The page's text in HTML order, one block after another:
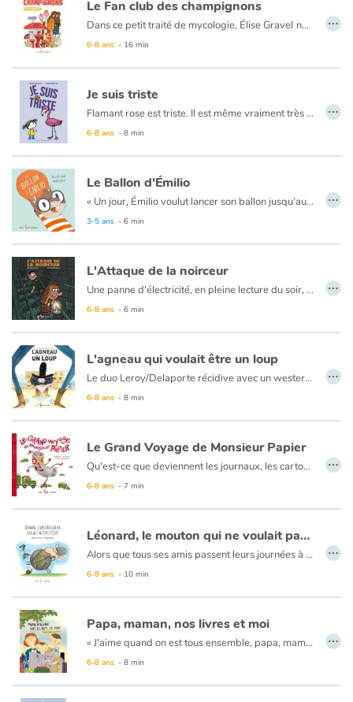
Le Fan club des champignons
Dans ce petit traité de mycologie, Élise Gravel nous invite à une promenade en forêt pour découvrir les spécimens de champignons les plus jolis, les plus bizarres, les plus rares et les plus rigolos.
6-8 ans - 16 min
…
Je suis triste
Flamant rose est triste. Il est même vraiment très triste. Mais qu’à cela ne tienne, ses amis, la petite fille et la pomme de terre, sont là pour lui et vont tout mettre en oeuvre pour lui rendre le sourire, mais surtout ils l’aideront à traverser ce moment et à accepter sa tristesse.
6-8 ans - 8 min
…
Le Ballon d'Émilio
« Un jour, Émilio voulut lancer son ballon jusqu’au ciel. Il le lança si fort que le ballon vola par-dessus la clôture et tomba… dans le jardin du voisin. »
3-5 ans - 6 min
…
L'Attaque de la noirceur
Une panne d'électricité, en pleine lecture du soir, alors que papa et maman sont absents...Ahhh ! Est-ce la noirceur qui attaque ? C'est du moins ce que croit Raoul. Par chance pour lui, sa grande soeur est là et prendra les rênes de la soirée. Au fil de cette histoire qui a des airs de bande dessinée, le jeune garçon apprendra à apprivoiser sa peur du noir et, même, à aimer cette obscurité qui permet de tout nouveaux jeux.
6-8 ans - 6 min
…
L'agneau qui voulait être un loup
Le duo Leroy/Delaporte récidive avec un western fort amusant. L'histoire de Pedro un pauvre petit agneau qui en a assez d'être persécuté par le vilain « El Lobo », un loup bandit qui en fait baver à tout le village.
6-8 ans - 8 min
…
Le Grand Voyage de Monsieur Papier
Qu'est-ce que deviennent les journaux, les cartons et tous les vieux papiers une fois que nous les avons déposés dans le bac de recyclage ? Venez le découvrir dans
6-8 ans - 7 min
…
Léonard, le mouton qui ne voulait pas être tricoté
Alors que tous ses amis passent leurs journées à brouter, Léonard a toujours les yeux fixés au ciel. Il n’a qu’un rêve : voler et parcourir le monde. Mais comment faire quand on est un mouton destiné à finir tricoté ?
6-8 ans - 10 min
…
Papa, maman, nos livres et moi
« J'aime quand on est tous ensemble, papa, maman, nos livres et moi. Papa lit. Maman lit. Et moi, je lis aussi ! Autour de moi, tout le monde lit. Cinq ou six pages, et mamie flotte sur un nuage. À l'abri sous l'auvent, Papi plonge dans un roman... »
6-8 ans - 8 min
…